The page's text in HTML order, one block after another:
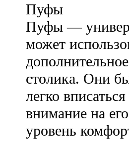
Пуфы
Пуфы —
может
столика. Они
легко
внимание на
уровень